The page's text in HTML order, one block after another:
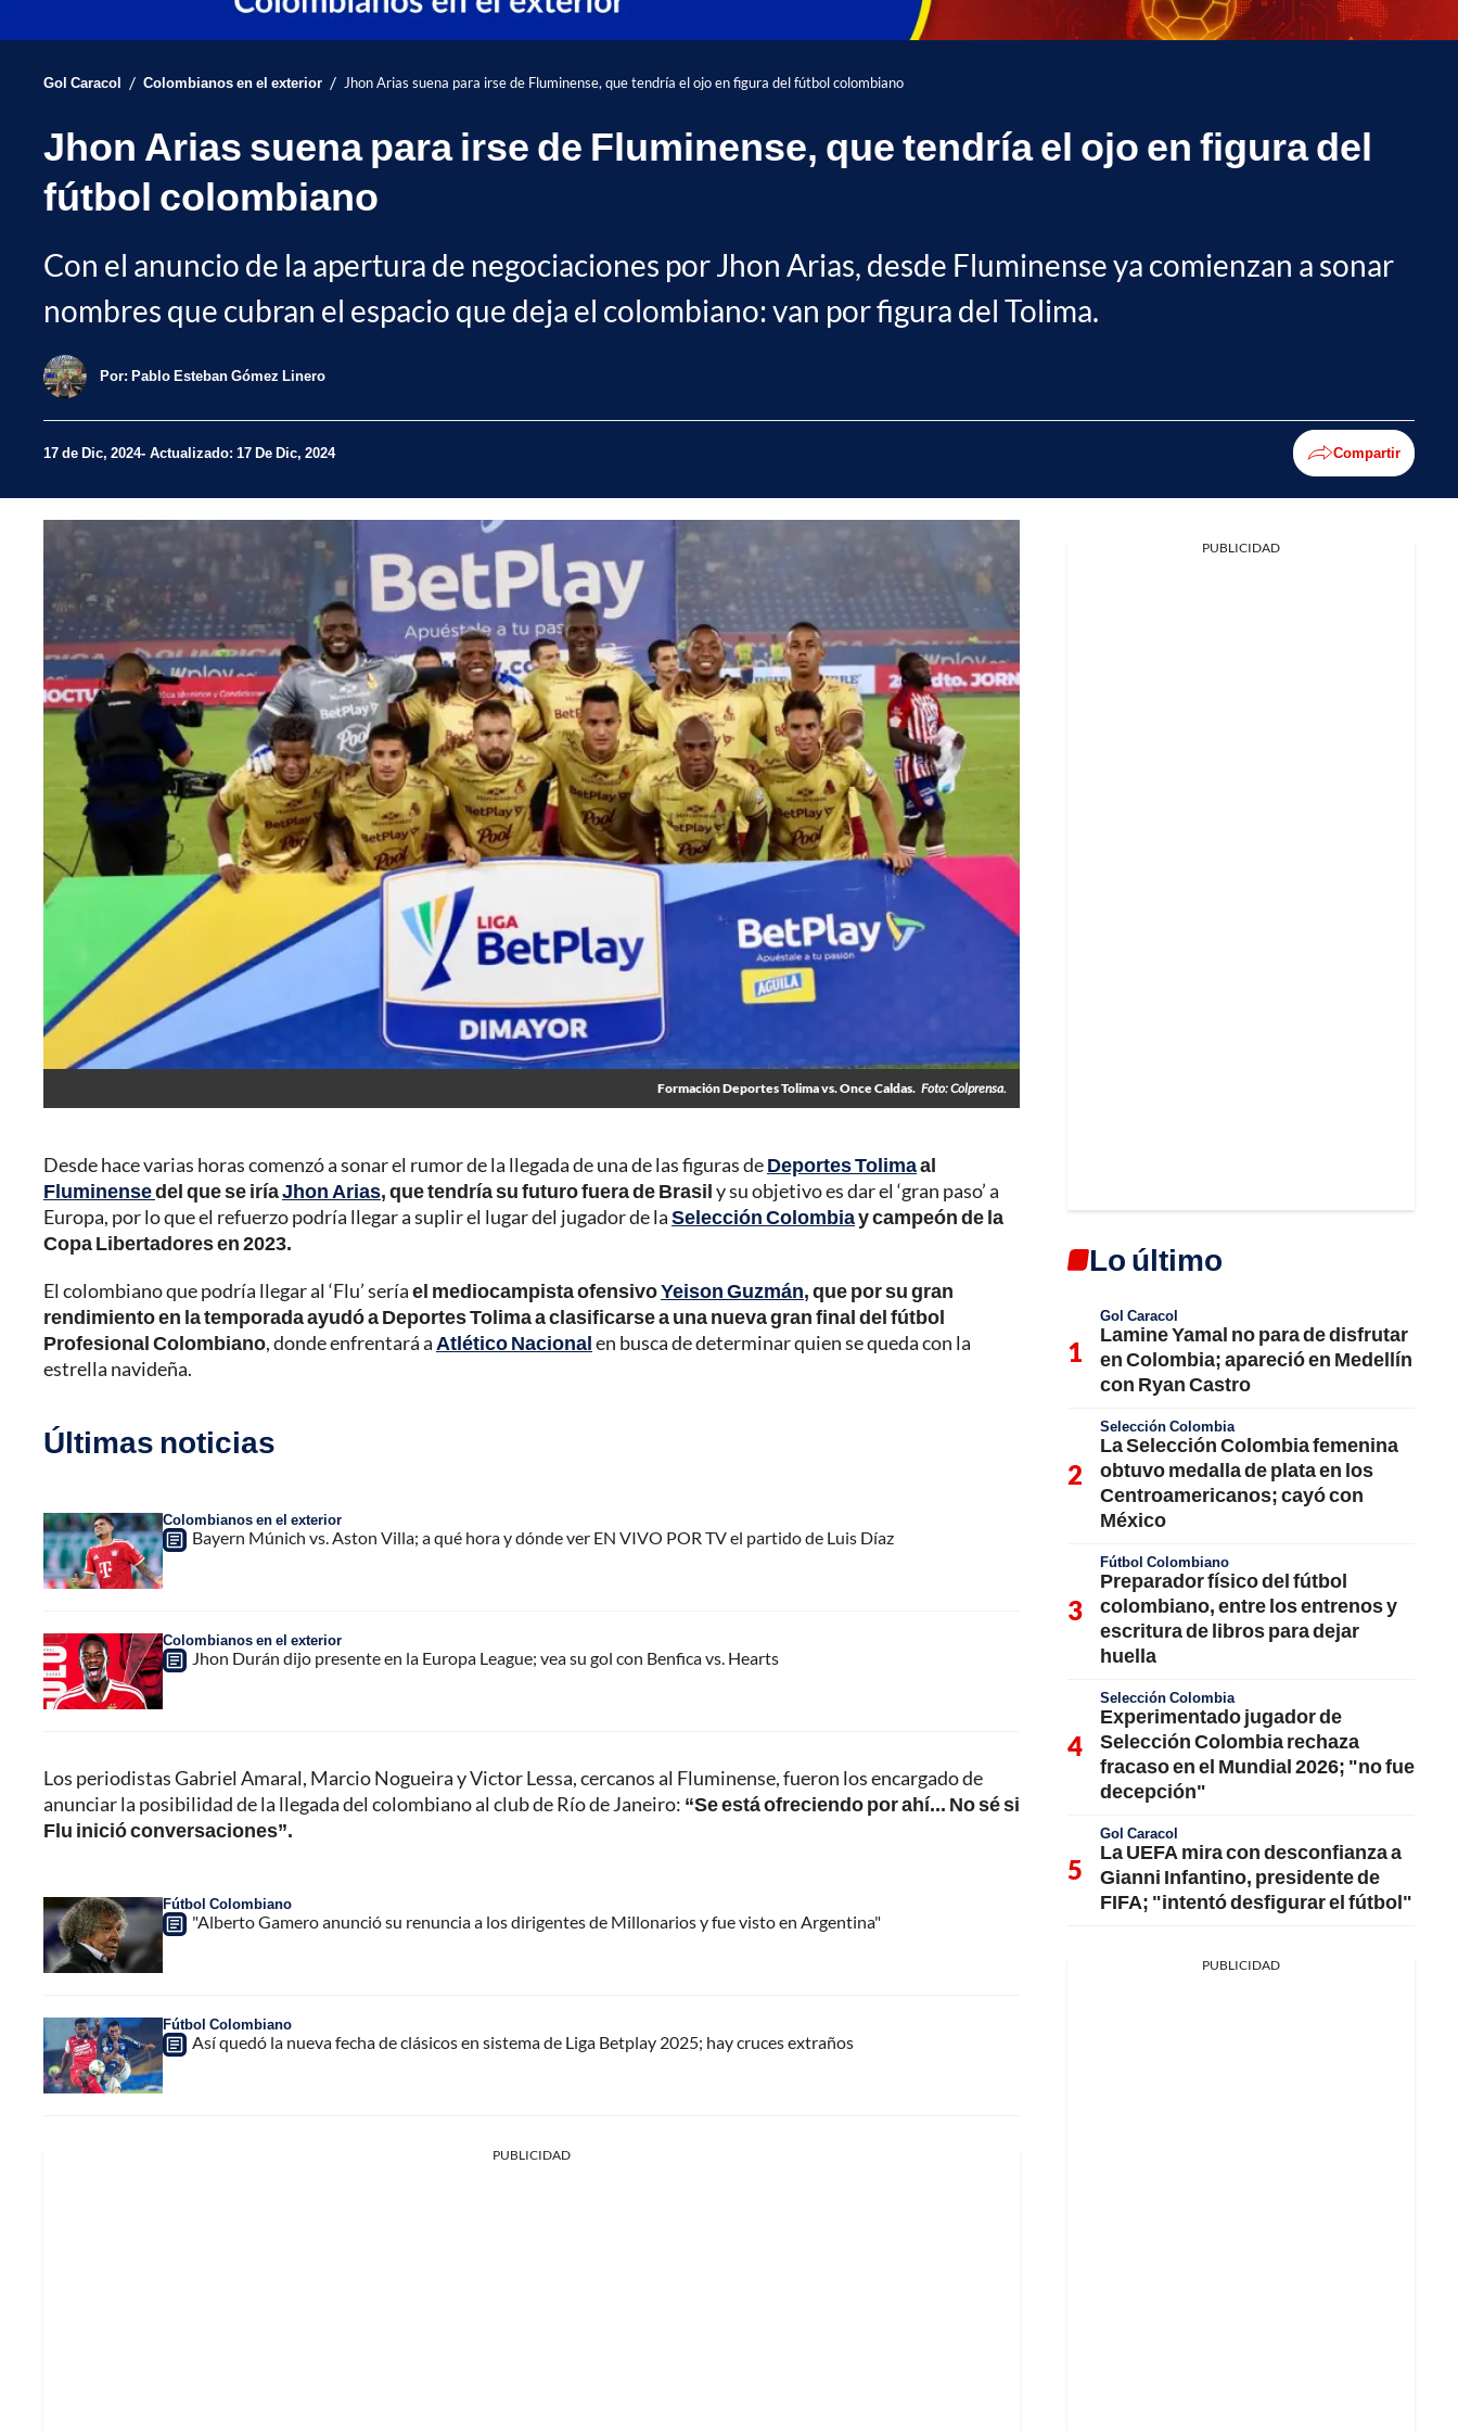
Gol Caracol / Colombianos en el exterior / Jhon Arias suena para irse de Fluminense, que tendría el ojo en figura del fútbol colombiano
Jhon Arias suena para irse de Fluminense, que tendría el ojo en figura del
fútbol colombiano
Con el anuncio de la apertura de negociaciones por Jhon Arias, desde Fluminense ya comienzan a sonar
nombres que cubran el espacio que deja el colombiano: van por figura del Tolima.
Por: Pablo Esteban Gómez Linero
17 de Dic, 2024 Actualizado: 17 De Dic, 2024 Compartir
Formación Deportes Tolima vs. Once Caldas. Foto: Colprensa.
Desde hace varias horas comenzó a sonar el rumor de la llegada de una de las figuras deDeportes Tolimaal
Fluminensedel que se iríaJhon Arias, que tendría su futuro fuera de Brasily su objetivo es dar el ‘gran paso’ a
Europa, por lo que el refuerzo podría llegar a suplir el lugar del jugador de laSelección Colombiay campeón de la
Copa Libertadores en 2023.
El colombiano que podría llegar al ‘Flu’ seríael mediocampista ofensivoYeison Guzmán, que por su gran
rendimiento en la temporada ayudó a Deportes Tolima a clasificarse a una nueva gran final del fútbol
Profesional Colombiano, donde enfrentará a Atlético Nacionalen busca de determinar quien se queda con la
estrella navideña.
Últimas noticias
Colombianos en el exterior
Bayern Múnich vs. Aston Villa; a qué hora y dónde ver EN VIVO POR TV el partido de Luis Díaz
Colombianos en el exterior
Jhon Durán dijo presente en la Europa League; vea su gol con Benfica vs. Hearts
Los periodistas Gabriel Amaral, Marcio Nogueira y Victor Lessa, cercanos al Fluminense, fueron los encargado de
anunciar la posibilidad de la llegada del colombiano al club de Río de Janeiro: “Se está ofreciendo por ahí... No sé si
Flu inició conversaciones”.
Fútbol Colombiano
"Alberto Gamero anunció su renuncia a los dirigentes de Millonarios y fue visto en Argentina"
Fútbol Colombiano
Así quedó la nueva fecha de clásicos en sistema de Liga Betplay 2025; hay cruces extraños
PUBLICIDAD
PUBLICIDAD
Lo último
Gol Caracol
Lamine Yamal no para de disfrutar
en Colombia; apareció en Medellín
con Ryan Castro
Selección Colombia
La Selección Colombia femenina
obtuvo medalla de plata en los
Centroamericanos; cayó con
México
Fútbol Colombiano
Preparador físico del fútbol
colombiano, entre los entrenos y
escritura de libros para dejar
huella
Selección Colombia
Experimentado jugador de
Selección Colombia rechaza
fracaso en el Mundial 2026; "no fue
decepción"
Gol Caracol
La UEFA mira con desconfianza a
Gianni Infantino, presidente de
FIFA; "intentó desfigurar el fútbol"
PUBLICIDAD